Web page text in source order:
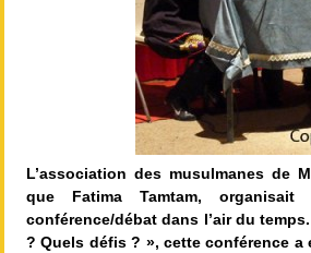
L’association des musulmanes de
que Fatima Tamtam,
conférence/débat dans l’air du
? Quels défis ? », cette conférence